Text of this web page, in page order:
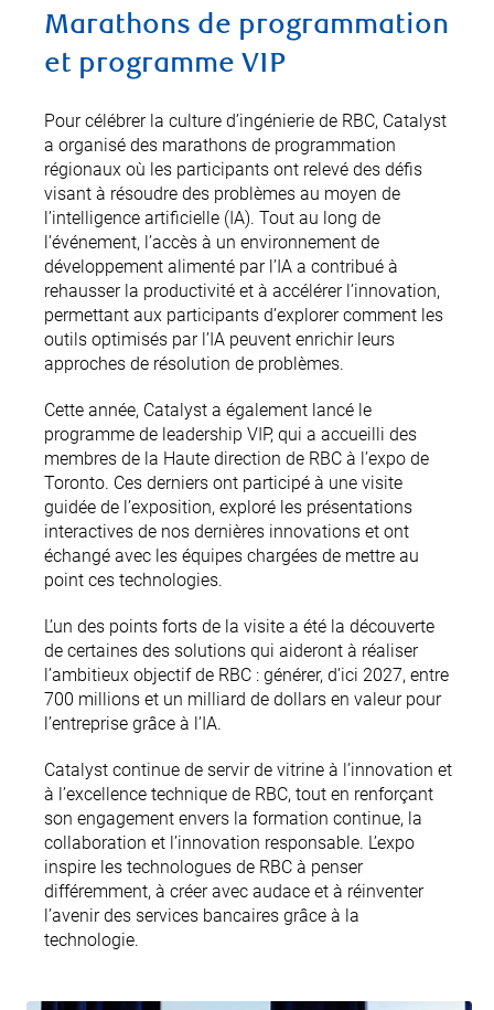
Marathons de programmation
et programme VIP
Pour célébrer la culture d’ingénierie de RBC, Catalyst
a organisé des marathons de programmation
régionaux où les participants ont relevé des défis
visant à résoudre des problèmes au moyen de
l’intelligence artificielle (IA). Tout au long de
l’événement, l’accès à un environnement de
développement alimenté par l’IA a contribué à
rehausser la productivité et à accélérer l’innovation,
permettant aux participants d’explorer comment les
outils optimisés par l’IA peuvent enrichir leurs
approches de résolution de problèmes.
Cette année, Catalyst a également lancé le
programme de leadership VIP, qui a accueilli des
membres de la Haute direction de RBC à l’expo de
Toronto. Ces derniers ont participé à une visite
guidée de l’exposition, exploré les présentations
interactives de nos dernières innovations et ont
échangé avec les équipes chargées de mettre au
point ces technologies.
L’un des points forts de la visite a été la découverte
de certaines des solutions qui aideront à réaliser
l’ambitieux objectif de RBC : générer, d’ici 2027, entre
700 millions et un milliard de dollars en valeur pour
l’entreprise grâce à l’IA.
Catalyst continue de servir de vitrine à l’innovation et
à l’excellence technique de RBC, tout en renforçant
son engagement envers la formation continue, la
collaboration et l’innovation responsable. L’expo
inspire les technologues de RBC à penser
différemment, à créer avec audace et à réinventer
l’avenir des services bancaires grâce à la
technologie.